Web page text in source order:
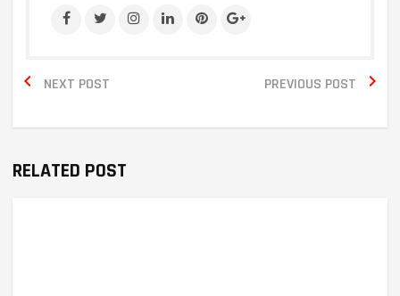
NEXT POST
 PREVIOUS POST 
RELATED POST